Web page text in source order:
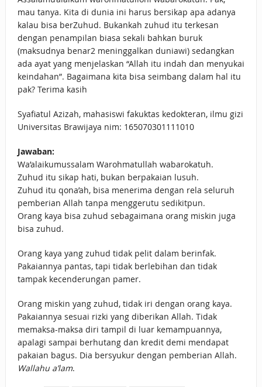
mau tanya. Kita di dunia ini harus bersikap apa adanya
kalau bisa berZuhud. Bukankah zuhud itu terkesan
dengan penampilan biasa sekali bahkan buruk
(maksudnya benar2 meninggalkan duniawi) sedangkan
ada ayat yang menjelaskan “Allah itu indah dan menyukai
keindahan”. Bagaimana kita bisa seimbang dalam hal itu
pak? Terima kasih
Syafiatul Azizah, mahasiswi fakuktas kedokteran, ilmu gizi
Universitas Brawijaya nim: 165070301111010
Jawaban:
Wa’alaikumussalam Warohmatullah wabarokatuh.
Zuhud itu sikap hati, bukan berpakaian lusuh.
Zuhud itu qona’ah, bisa menerima dengan rela seluruh
pemberian Allah tanpa menggerutu sedikitpun.
Orang kaya bisa zuhud sebagaimana orang miskin juga
bisa zuhud.
Orang kaya yang zuhud tidak pelit dalam berinfak.
Pakaiannya pantas, tapi tidak berlebihan dan tidak
tampak kecenderungan pamer.
Orang miskin yang zuhud, tidak iri dengan orang kaya.
Pakaiannya sesuai rizki yang diberikan Allah. Tidak
memaksa-maksa diri tampil di luar kemampuannya,
apalagi sampai berhutang dan kredit demi mendapat
pakaian bagus. Dia bersyukur dengan pemberian Allah.
Wallahu a’lam.